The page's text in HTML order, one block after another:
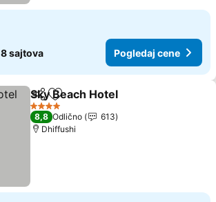
8 sajtova Pogledaj cene
Deli Dodati u favorite
Sky Beach Hotel
4 Zvezdice
8,8 Odlično
613
Dhiffushi